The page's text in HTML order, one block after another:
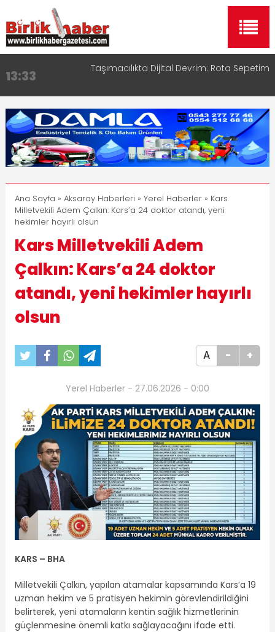
13:33 Taşımacılıkta Dijital Devrim: Rota Sepetim
17:15
Aksaray OSB Bölge Müdürü Makam Koltuğunu
Çocuklara Bıraktı
16:00
Aksaray Esnaf Rehberi ile Google ve Yapay Zeka
Aramalarında Öne Çıkın
8:23 Aksaray Esnaf Rehberi Hizmete Girdi
11:30
Birlikhaber.com Yayın Hayatına Başladı | Hızlı ve
Akıllı Haber Platformu
Ana Sayfa » Aksaray Haberleri » Yerel Haberler» Kars
Milletvekili Adem Çalkın: Kars’a 24 doktor atandı, yeni
hekimler hayırlı olsun
Kars Milletvekili Adem
Çalkın: Kars’a 24 doktor
atandı, yeni hekimler hayırlı
olsun
A - +
Yerel Haberler - 27.06.2026 - 0:00
KARS – BHA
Milletvekili Çalkın, yapılan atamalar kapsamında Kars’a 19
uzman hekim ve 5 pratisyen hekimin görevlendirildiğini
belirterek, yeni atamaların kentin sağlık hizmetlerinin
güçlenmesine önemli katkı sağlayacağını ifade etti.